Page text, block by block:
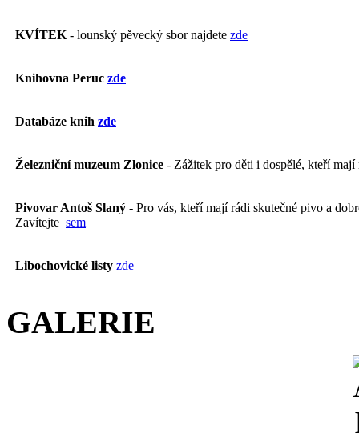
KVÍTEK - lounský pěvecký sbor najdete zde
Knihovna Peruc zde
Databáze knih zde
Železniční muzeum Zlonice - Zážitek pro děti i dospělé, kteří
Pivovar Antoš Slaný - Pro vás, kteří mají rádi skutečné pivo a
Zavítejte sem
Libochovické listy zde
GALERIE